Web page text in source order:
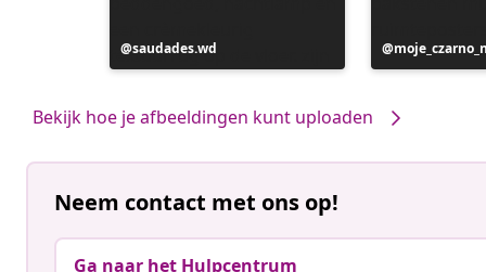
Bericht
gepubliceerd
saudades.wd
Bericht
gepubliceerd
Bekijk hoe je afbeeldingen kunt uploaden
Neem contact met ons op!
Ga naar het Hulpcentrum